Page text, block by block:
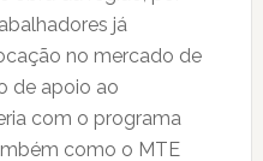
já
no mercado de
de apoio ao
com o programa
como o MTE